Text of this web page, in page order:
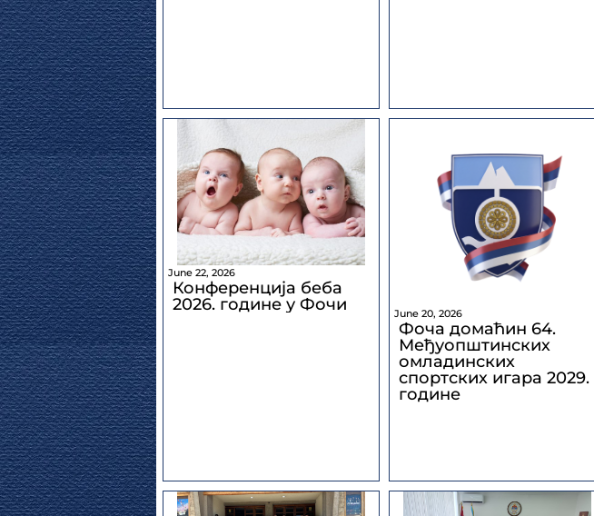
June 22, 2026
Конференција беба
2026. године у Фочи
June 20, 2026
Фоча домаћин 64.
Међуопштинских
омладинских
спортских игара 2029.
године